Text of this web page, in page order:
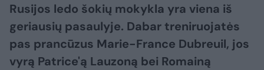
Rusijos ledo šokių mokykla yra viena iš
geriausių pasaulyje. Dabar treniruojatės
pas prancūzus Marie-France Dubreuil, jos
vyrą Patrice'ą Lauzoną bei Romainą